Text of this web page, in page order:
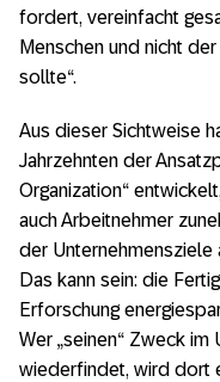
fordert, vereinfacht
Menschen und nicht
sollte“.
Aus dieser Sichtweise
Jahrzehnten der
Organization“
auch Arbeitnehmer
der Unternehmensziele
Das kann sein: die
Erforschung
Wer „seinen“ Zweck
wiederfindet, wird dort